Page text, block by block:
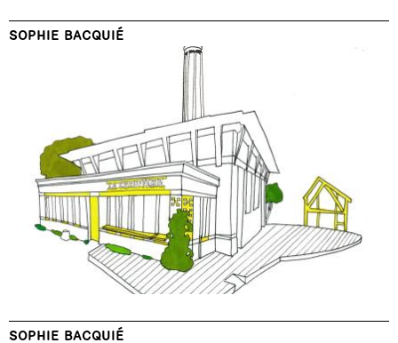
SOPHIE BACQUIÉ
SOPHIE BACQUIÉ